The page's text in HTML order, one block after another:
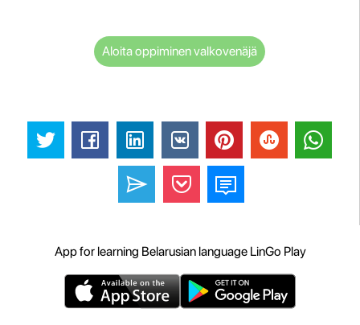
Aloita oppiminen valkovenäjä
App for learning Belarusian language LinGo Play